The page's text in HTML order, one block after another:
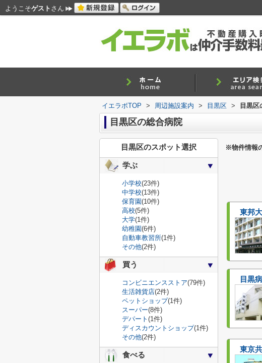
ようこそゲスト さん
イエラボTOP > 周辺施設案内 > 目黒区 > 目黒区
目黒区の総合病院
※物件情報
東邦
目黒
東京
目黒区のスポット選択
学ぶ
小学校(23件)
中学校(13件)
保育園(10件)
高校(5件)
大学(1件)
幼稚園(6件)
自動車教習所(1件)
その他(2件)
買う
コンビニエンスストア(79件)
生活雑貨店(2件)
ペットショップ(1件)
スーパー(8件)
デパート (1件)
ディスカウントショップ(1件)
その他(2件)
食べる